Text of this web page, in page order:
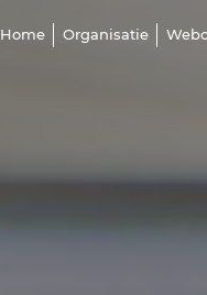
Home Organisatie